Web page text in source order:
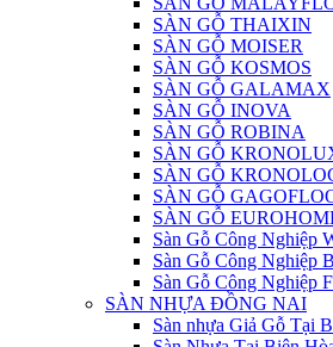
SÀN GỖ THAIXIN
SÀN GỖ MOISER
SÀN GỖ KOSMOS
SÀN GỖ GALAMAX
SÀN GỖ INOVA
SÀN GỖ ROBINA
SÀN GỖ
SÀN GỖ
SÀN GỖ
SÀN GỖ
Sàn Gỗ Công Nghiệp
Sàn Gỗ Công Nghiệp
Sàn Gỗ Công Nghiệp
SÀN NHỰA ĐỒNG NAI
Sàn nhựa Giả Gỗ Tại